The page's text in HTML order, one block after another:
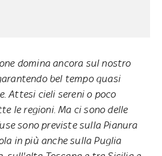
domina ancora sul nostro
bel tempo quasi
Attesi cieli sereni o poco
le regioni. Ma ci sono delle
sono previste sulla Pianura
in più anche sulla Puglia